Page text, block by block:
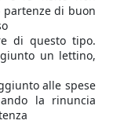
di buon
di questo tipo.
un lettino,
alle spese
la rinuncia